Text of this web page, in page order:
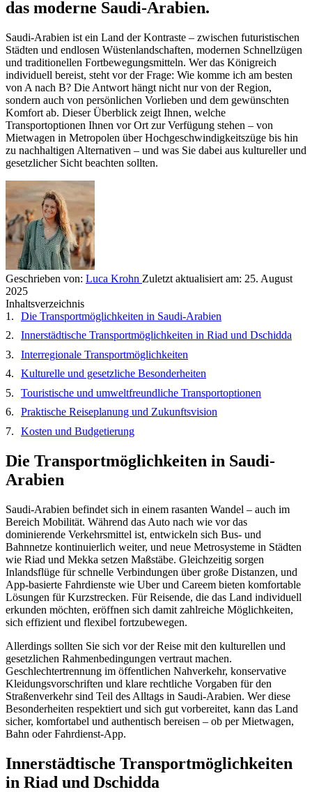
das moderne Saudi-Arabien.
Saudi-Arabien ist ein Land der Kontraste – zwischen futuristischen
Städten und endlosen Wüstenlandschaften, modernen Schnellzügen
und traditionellen Fortbewegungsmitteln. Wer das Königreich
individuell bereist, steht vor der Frage: Wie komme ich am besten
von A nach B? Die Antwort hängt nicht nur von der Region,
sondern auch von persönlichen Vorlieben und dem gewünschten
Komfort ab. Dieser Überblick zeigt Ihnen, welche
Transportoptionen Ihnen vor Ort zur Verfügung stehen – von
Mietwagen in Metropolen über Hochgeschwindigkeitszüge bis hin
zu nachhaltigen Alternativen – und was Sie dabei aus kultureller und
gesetzlicher Sicht beachten sollten.
Geschrieben von: Luca Krohn Zuletzt aktualisiert am: 25. August
2025
Inhaltsverzeichnis
Die Transportmöglichkeiten in Saudi-Arabien
Innerstädtische Transportmöglichkeiten in Riad und Dschidda
Interregionale Transportmöglichkeiten
Kulturelle und gesetzliche Besonderheiten
Touristische und umweltfreundliche Transportoptionen
Praktische Reiseplanung und Zukunftsvision
Kosten und Budgetierung
Die Transportmöglichkeiten in Saudi-
Arabien
Saudi-Arabien befindet sich in einem rasanten Wandel – auch im
Bereich Mobilität. Während das Auto nach wie vor das
dominierende Verkehrsmittel ist, entwickeln sich Bus- und
Bahnnetze kontinuierlich weiter, und neue Metrosysteme in Städten
wie Riad und Mekka setzen Maßstäbe. Gleichzeitig sorgen
Inlandsflüge für schnelle Verbindungen über große Distanzen, und
App-basierte Fahrdienste wie Uber und Careem bieten komfortable
Lösungen für Kurzstrecken. Für Reisende, die das Land individuell
erkunden möchten, eröffnen sich damit zahlreiche Möglichkeiten,
sich effizient und flexibel fortzubewegen.
Allerdings sollten Sie sich vor der Reise mit den kulturellen und
gesetzlichen Rahmenbedingungen vertraut machen.
Geschlechtertrennung im öffentlichen Nahverkehr, konservative
Kleidungsvorschriften und klare rechtliche Vorgaben für den
Straßenverkehr sind Teil des Alltags in Saudi-Arabien. Wer diese
Besonderheiten respektiert und sich gut vorbereitet, kann das Land
sicher, komfortabel und authentisch bereisen – ob per Mietwagen,
Bahn oder Fahrdienst-App.
Innerstädtische Transportmöglichkeiten
in Riad und Dschidda